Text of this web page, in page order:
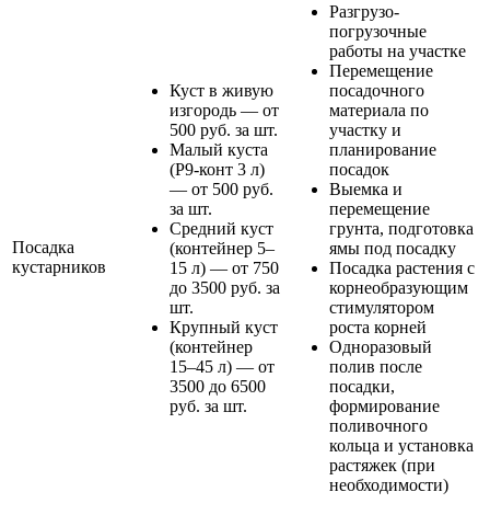
Посадка
кустарников
Куст в живую
изгородь — от
500 руб. за шт.
Малый куста
(Р9-конт 3 л)
— от 500 руб.
за шт.
Средний куст
(контейнер 5–
15 л) — от 750
до 3500 руб. за
шт.
Крупный куст
(контейнер
15–45 л) — от
3500 до 6500
руб. за шт.
Разгрузо-
погрузочные
работы на участке
Перемещение
посадочного
материала по
участку и
планирование
посадок
Выемка и
перемещение
грунта, подготовка
ямы под посадку
Посадка растения с
корнеобразующим
стимулятором
роста корней
Одноразовый
полив после
посадки,
формирование
поливочного
кольца и установка
растяжек (при
необходимости)